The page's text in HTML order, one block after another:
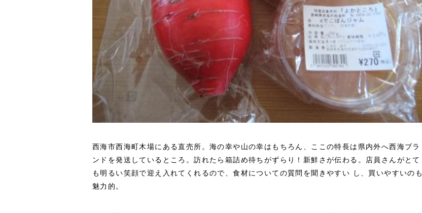
西海市西海町木場にある直売所。海の幸や山の幸はもちろん、ここの特長は県内外へ西海ブラ
ンドを発送しているところ。訪れたら箱詰め待ちがずらり！新鮮さが伝わる。店員さんがとて
も明るい笑顔で迎え入れてくれるので、食材についての質問を聞きやすい し、買いやすいのも
魅力的。